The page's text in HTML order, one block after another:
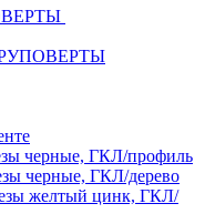
черные, ГКЛ/профиль
черные, ГКЛ/дерево
желтый цинк, ГКЛ/